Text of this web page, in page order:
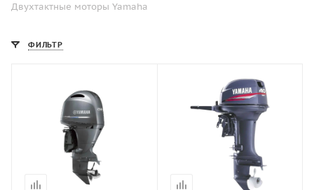
Двухтактные моторы Yamaha
ФИЛЬТР